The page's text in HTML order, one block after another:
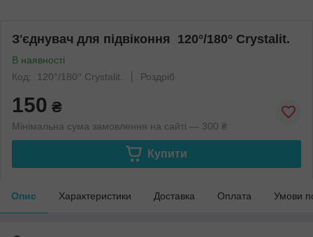
З'єднувач для підвіконня 120°/180° Crystalit.
В наявності
Код: 120°/180° Crystalit.
Роздріб
150 ₴
Мінімальна сума замовлення на сайті — 300 ₴
Купити
Опис Характеристики Доставка Оплата Умови